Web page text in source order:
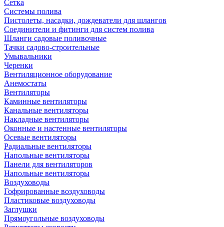
Сетка
Системы полива
Пистолеты, насадки, дождеватели для шлангов
Соединители и фитинги для систем полива
Шланги садовые поливочные
Тачки садово-строительные
Умывальники
Черенки
Вентиляционное оборудование
Анемостаты
Вентиляторы
Каминные вентиляторы
Канальные вентиляторы
Накладные вентиляторы
Оконные и настенные вентиляторы
Осевые вентиляторы
Радиальные вентиляторы
Напольные вентиляторы
Панели для вентиляторов
Напольные вентиляторы
Воздуховоды
Гофрированные воздуховоды
Пластиковые воздуховоды
Заглушки
Прямоугольные воздуховоды